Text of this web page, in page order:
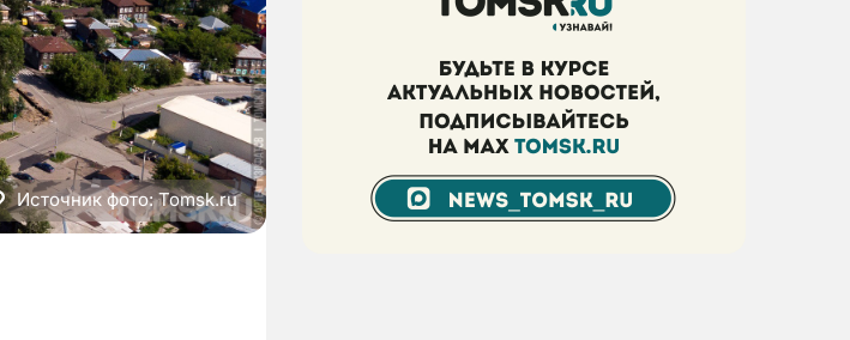
Источник фото: Tomsk.ru